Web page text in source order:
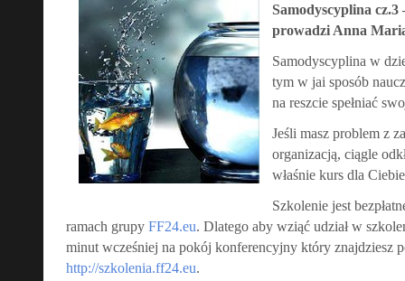
Samodyscyplina
prowadzi Anna
Samodyscyplina w
tym w jai sposób
na reszcie spełniać
Jeśli masz problem z
organizacją, ciągle
właśnie kurs dla
Szkolenie jest
ramach grupy FF24.eu. Dlatego aby wziąć udział w
minut wcześniej na pokój konferencyjny który znajdziesz
http://szkolenia.ff24.eu.